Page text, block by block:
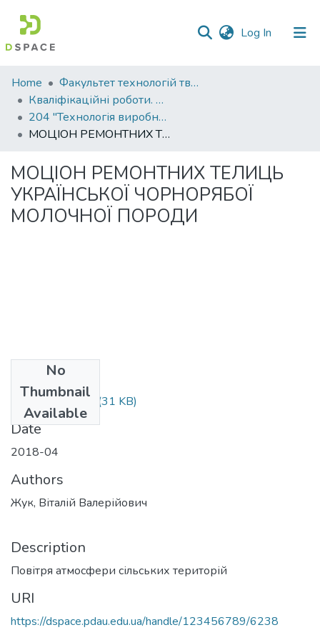
Log In (current)
Communities
&
Collections
All of DSpace
Statistics
Home
Факультет технологій тваринництва та продовольства
Кваліфікаційні роботи. Факультет технологій тваринництва та продовольства
204 "Технологія виробництва і переробки продукції тваринництва"
МОЦІОН РЕМОНТНИХ ТЕЛИЦЬ УКРАЇНСЬКОЇ ЧОРНОРЯБОЇ МОЛОЧНОЇ ПОРОДИ
МОЦІОН РЕМОНТНИХ ТЕЛИЦЬ
УКРАЇНСЬКОЇ ЧОРНОРЯБОЇ
МОЛОЧНОЇ ПОРОДИ
No
Thumbnail
Available
Моц Телтць.doc (31 KB)
Date
2018-04
Authors
Жук, Віталій Валерійович
Description
Повітря атмосфери сільських територій
URI
https://dspace.pdau.edu.ua/handle/123456789/6238